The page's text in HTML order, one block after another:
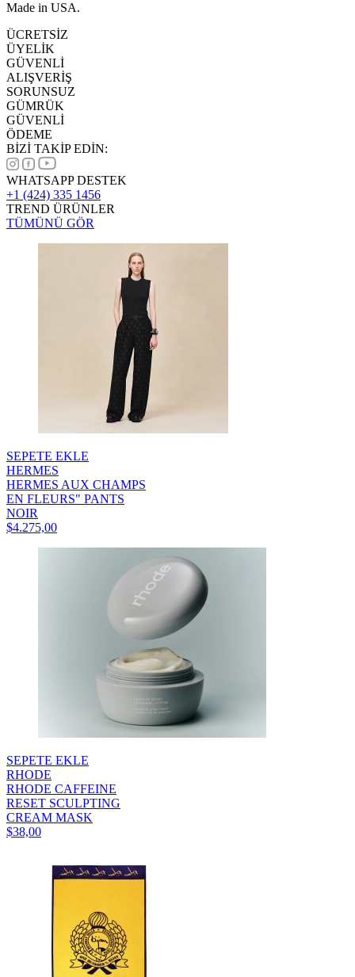
Made in USA.
ÜCRETSİZ
ÜYELİK
GÜVENLİ
ALIŞVERİŞ
SORUNSUZ
GÜMRÜK
GÜVENLİ
ÖDEME
BİZİ TAKİP EDİN:
WHATSAPP DESTEK
+1 (424) 335 1456
TREND ÜRÜNLER
TÜMÜNÜ GÖR
SEPETE EKLE
HERMES
HERMES AUX CHAMPS
EN FLEURS" PANTS
NOIR
$4.275,00
SEPETE EKLE
RHODE
RHODE CAFFEINE
RESET SCULPTING
CREAM MASK
$38,00